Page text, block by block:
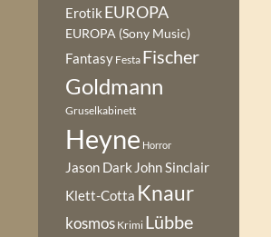
Erotik EUROPA
EUROPA (Sony Music)
Fantasy Festa Fischer
Goldmann
Gruselkabinett
Heyne Horror
Jason Dark John Sinclair
Klett-Cotta Knaur
kosmos Krimi Lübbe